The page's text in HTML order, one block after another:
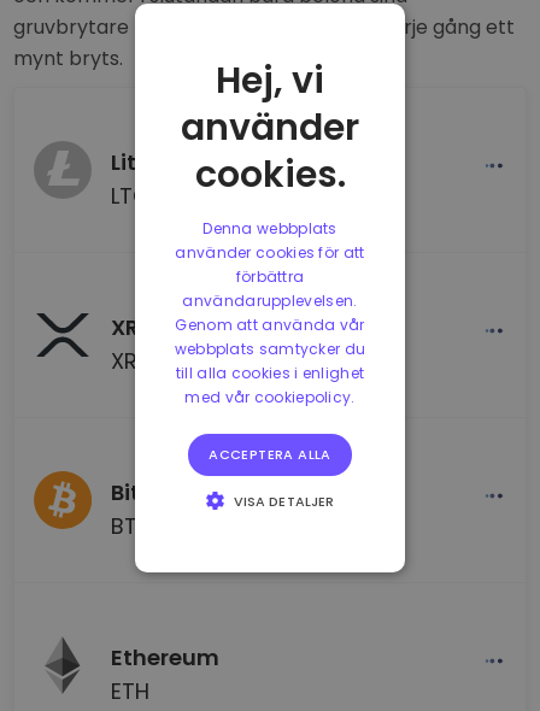
gruvbrytare med transaktionsavgifter varje gång ett
mynt bryts.
Litecoin
LTC
XRP
XRP
Bitcoin
BTC
Ethereum
ETH
Hej, vi
använder
cookies.
Denna webbplats
använder cookies för att
förbättra
användarupplevelsen.
Genom att använda vår
webbplats samtycker du
till alla cookies i enlighet
med vår cookiepolicy.
ACCEPTERA ALLA
VISA DETALJER